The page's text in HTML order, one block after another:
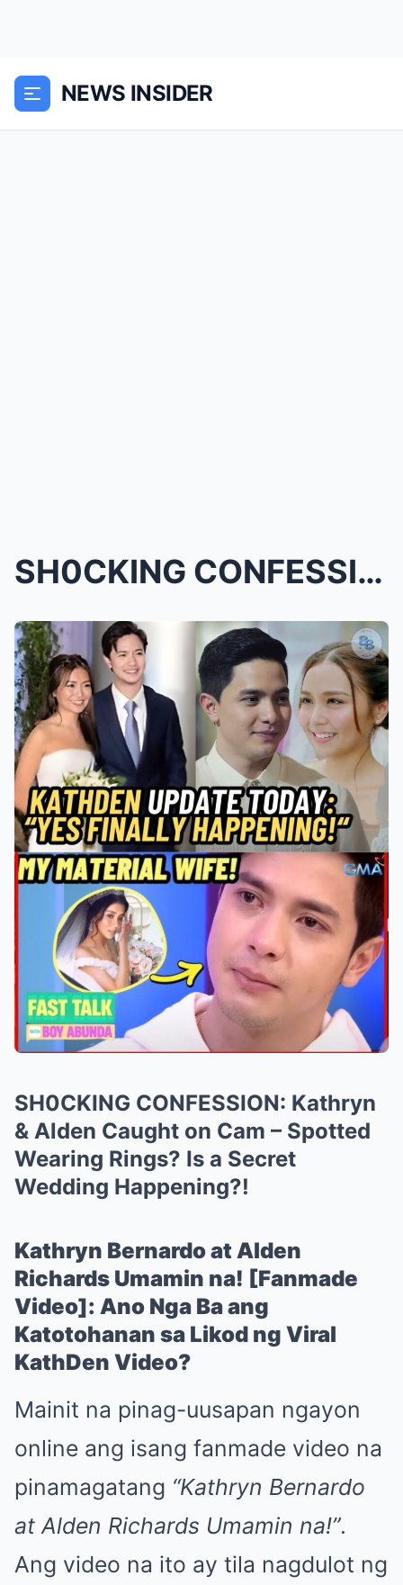
NEWS INSIDER
SH0CKING CONFESSION: Kathryn & Alden Caught o...
SH0CKING CONFESSION: Kathryn
& Alden Caught on Cam – Spotted
Wearing Rings? Is a Secret
Wedding Happening?!
Kathryn Bernardo at Alden
Richards Umamin na! [Fanmade
Video]: Ano Nga Ba ang
Katotohanan sa Likod ng Viral
KathDen Video?
Mainit na pinag-uusapan ngayon
online ang isang fanmade video na
pinamagatang “Kathryn Bernardo
at Alden Richards Umamin na!”.
Ang video na ito ay tila nagdulot ng